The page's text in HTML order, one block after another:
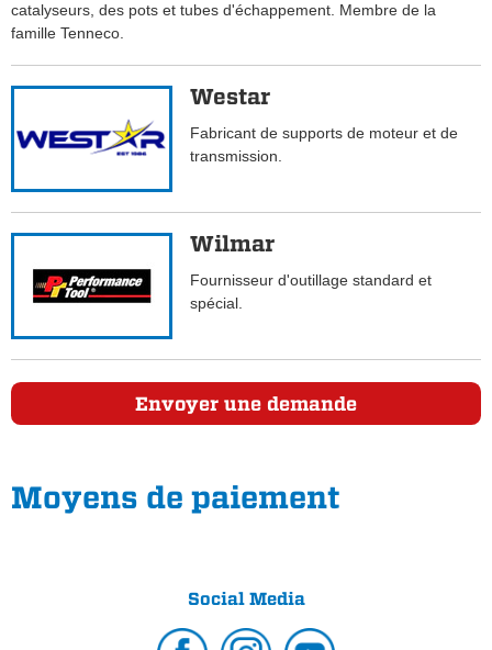
catalyseurs, des pots et tubes d'échappement. Membre de la
famille Tenneco.
Westar
Fabricant de supports de moteur et de
transmission.
Wilmar
Fournisseur d'outillage standard et
spécial.
Envoyer une demande
Moyens de paiement
Social Media